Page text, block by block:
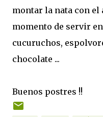
montar la nata con el
momento de servir
cucuruchos,
chocolate ...
Buenos postres !!